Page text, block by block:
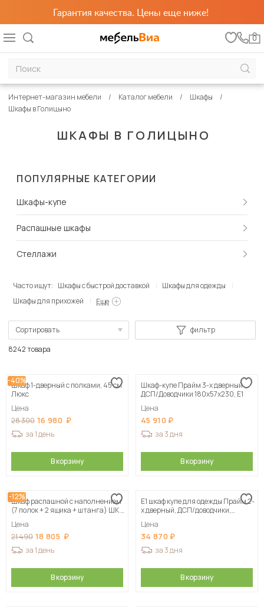
Гарантия качества. Цены еще ниже!
0
ШКАФЫ В ГОЛИЦЫНО
Интернет-магазин мебели Каталог мебели
Шкафы
Шкафы в Голицыно
ПОПУЛЯРНЫЕ КАТЕГОРИИ
Шкафы-купе
Распашные шкафы
Стеллажи
Часто ищут: Шкафы с быстрой доставкой
Шкафы для одежды
Шкафы для прихожей
Еще
Сортировать
Сначала дорогие
фильтр
8242 товара
-40%
Шкаф 1-дверный с полками, 45 см
Люкс
Цена
28 300 16 980
за 1 день
В корзину
Шкаф-купе Прайм 3-х дверный
ДСП/Доводчики 180х57х230, Е1
Цена
45 910
за 3 дня
В корзину
-12%
Шкаф распашной с наполнением
(7 полок + 2 ящика + штанга) ШК 5
Цена
21 490 18 805
за 1 день
В корзину
Е1 шкаф купе для одежды Прайм 2-
х дверный, ДСП/доводчики,
Цена
34 870
за 3 дня
В корзину